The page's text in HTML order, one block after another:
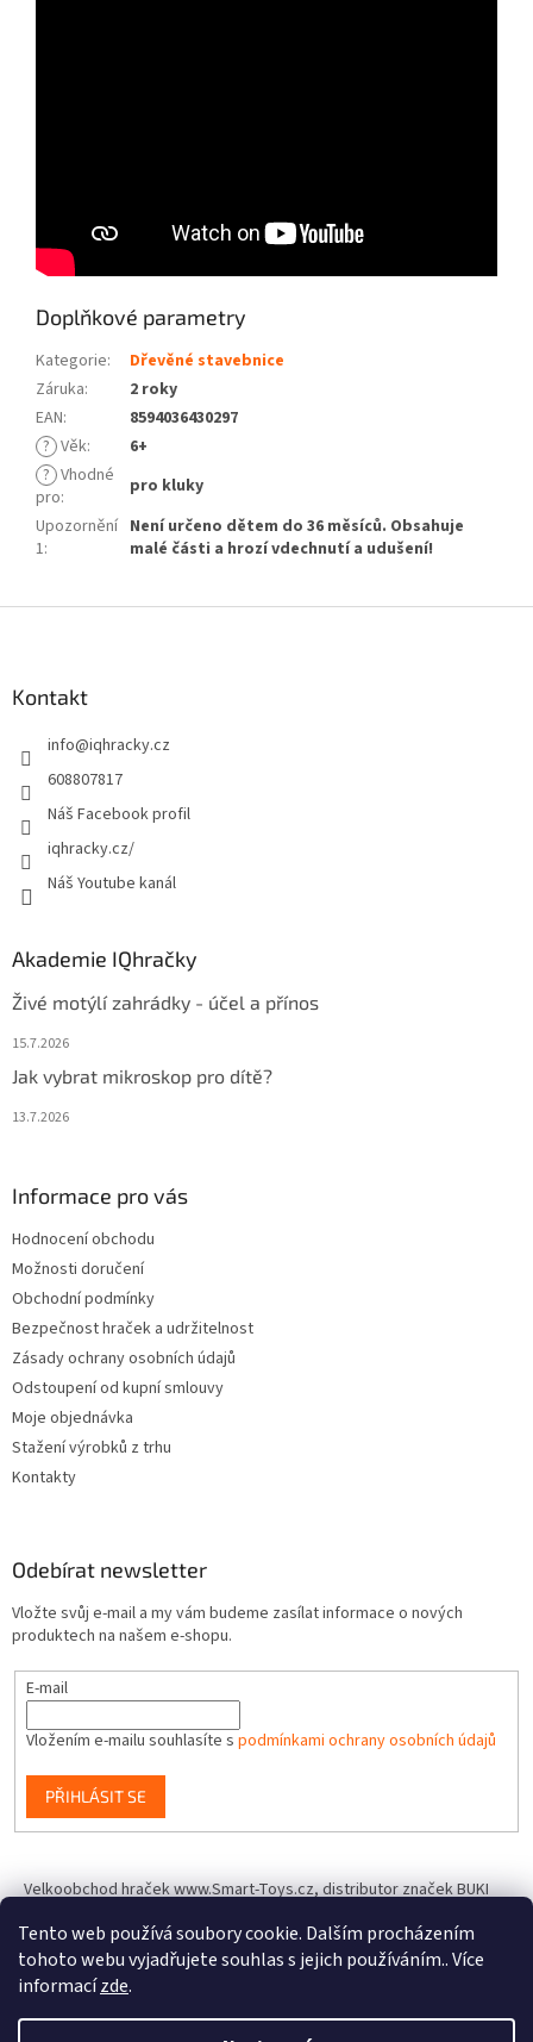
Tento web používá soubory cookie. Dalším procházením
tohoto webu vyjadřujete souhlas s jejich používáním.. Více
informacízde.
Doplňkové parametry
Kategorie:
Dřevěné stavebnice
Záruka:
2 roky
EAN:
8594036430297
? Věk:
6+
? Vhodné
pro:
pro kluky
Upozornění
1:
Není určeno dětem do 36 měsíců. Obsahuje
malé části a hrozí vdechnutí a udušení!
Kontakt
info@iqhracky.cz
608807817
Náš Facebook profil
iqhracky.cz/
Náš Youtube kanál
Akademie IQhračky
Živé motýlí zahrádky - účel a přínos
15.7.2026
Jak vybrat mikroskop pro dítě?
13.7.2026
Informace pro vás
Hodnocení obchodu
Možnosti doručení
Obchodní podmínky
Bezpečnost hraček a udržitelnost
Zásady ochrany osobních údajů
Odstoupení od kupní smlouvy
Moje objednávka
Stažení výrobků z trhu
Kontakty
Odebírat newsletter
Vložte svůj e-mail a my vám budeme zasílat informace o nových
produktech na našem e-shopu.
E-mail
Vložením e-mailu souhlasíte s podmínkami ochrany osobních údajů
PŘIHLÁSIT SE
Velkoobchod hraček www.Smart-Toys.cz, distributor značek BUKI